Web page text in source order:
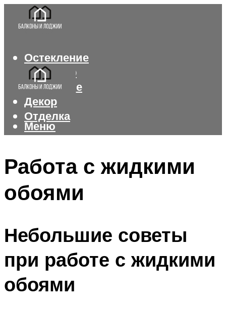
Остекление
Интерьер
Утепление
Декор
Отделка
Меню
Работа с жидкими
обоями
Небольшие советы
при работе с жидкими
обоями